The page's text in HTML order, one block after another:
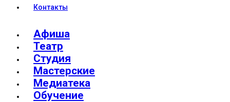
Контакты
Афиша
Театр
Студия
Мастерские
Медиатека
Обучение